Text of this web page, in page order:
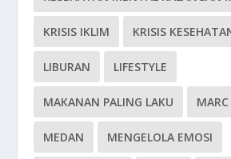
KRISIS IKLIM KRISIS
LIBURAN LIFESTYLE
MAKANAN PALING LAKU
MEDAN MENGELOLA EMOSI